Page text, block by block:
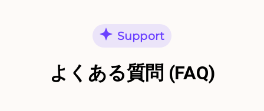
Support
よくある質問 (FAQ)